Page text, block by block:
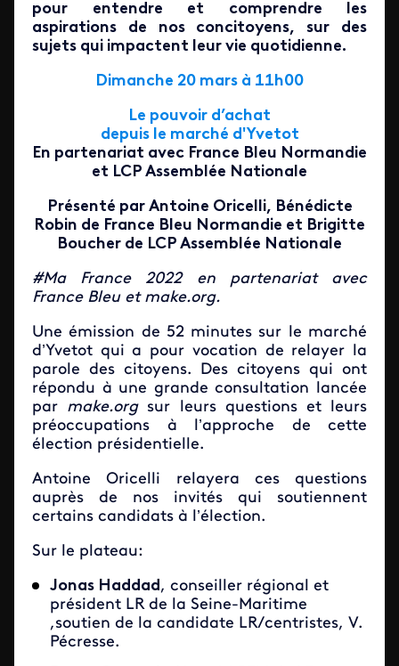
pour entendre et comprendre les
aspirations de nos concitoyens, sur des
sujets qui impactent leur vie quotidienne.
Dimanche 20 mars à 11h00
Le pouvoir d’achat
depuis le marché d'Yvetot
En partenariat avec France Bleu Normandie
et LCP Assemblée Nationale
Présenté par Antoine Oricelli, Bénédicte
Robin de France Bleu Normandie et Brigitte
Boucher de LCP Assemblée Nationale
#Ma France 2022 en partenariat avec
France Bleu et make.org.
Une émission de 52 minutes sur le marché
d’Yvetot qui a pour vocation de relayer la
parole des citoyens. Des citoyens qui ont
répondu à une grande consultation lancée
par make.orgsur leurs questions et leurs
préoccupations à l’approche de cette
élection présidentielle.
Antoine Oricelli relayera ces questions
auprès de nos invités qui soutiennent
certains candidats à l’élection.
Sur le plateau:
Jonas Haddad, conseiller régional et
président LR de la Seine-Maritime
,soutien de la candidate LR/centristes, V.
Pécresse.